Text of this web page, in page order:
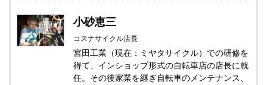
小砂恵三
コスナサイクル店長
宮田工業（現在：ミヤタサイクル）での研修を
得て、インショップ形式の自転車店の店長に就
任。その後家業を継ぎ自転車のメンテナンス、